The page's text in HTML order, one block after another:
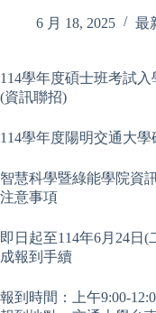
6 月 18, 2025 最
114學年度碩士班考試
(資訊聯招)
114學年度陽明交通大
智慧科學暨綠能學院資
注意事項
即日起至114年6月24日
成報到手續
報到時間：上午9:00-